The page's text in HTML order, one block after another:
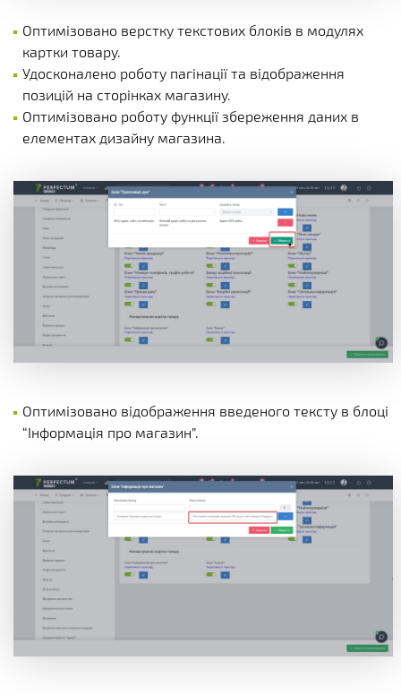
Оптимізовано верстку текстових блоків в модулях
картки товару.
Удосконалено роботу пагінації та відображення
позицій на сторінках магазину.
Оптимізовано роботу функції збереження даних в
елементах дизайну магазина.
Оптимізовано відображення введеного тексту в блоці
“Інформація про магазин”.